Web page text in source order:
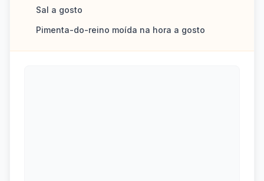
Sal a gosto
Pimenta-do-reino moída na hora a gosto